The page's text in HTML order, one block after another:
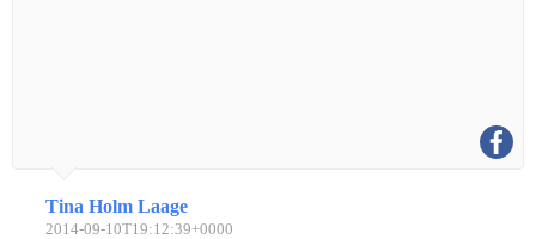
Tina Holm Laage
2014-09-10T19:12:39+0000